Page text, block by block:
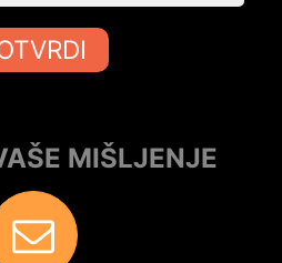
MIŠLJENJE